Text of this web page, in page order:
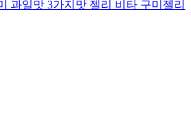
과일맛 3가지맛 젤리 비타 구미젤리